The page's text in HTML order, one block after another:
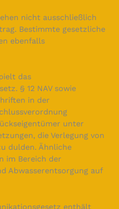
nicht ausschließlich
Bestimmte gesetzliche
ebenfalls
das
§ 12 NAV sowie
in der
unter
die Verlegung von
dulden. Ähnliche
im Bereich der
Abwasserentsorgung auf
enthält